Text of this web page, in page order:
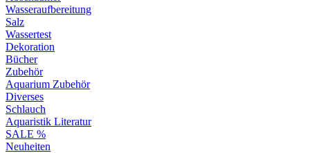
Wasseraufbereitung
Salz
Wassertest
Dekoration
Bücher
Zubehör
Aquarium Zubehör
Diverses
Schlauch
Aquaristik Literatur
SALE %
Neuheiten